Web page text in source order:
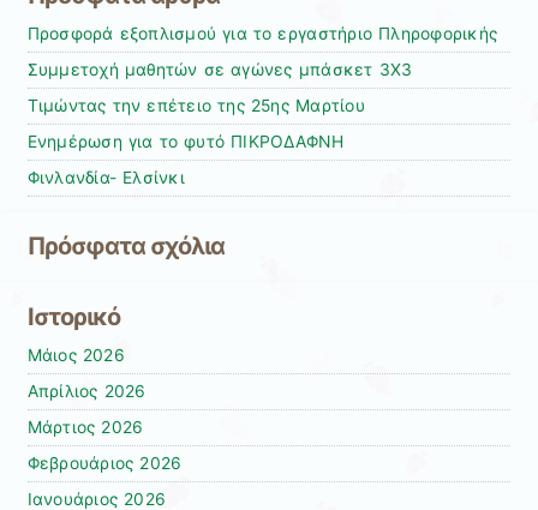
Προσφορά εξοπλισμού για το εργαστήριο Πληροφορικής
Συμμετοχή μαθητών σε αγώνες μπάσκετ 3Χ3
Τιμώντας την επέτειο της 25ης Μαρτίου
Ενημέρωση για το φυτό ΠΙΚΡΟΔΑΦΝΗ
Φινλανδία- Ελσίνκι
Πρόσφατα σχόλια
Ιστορικό
Μάιος 2026
Απρίλιος 2026
Μάρτιος 2026
Φεβρουάριος 2026
Ιανουάριος 2026